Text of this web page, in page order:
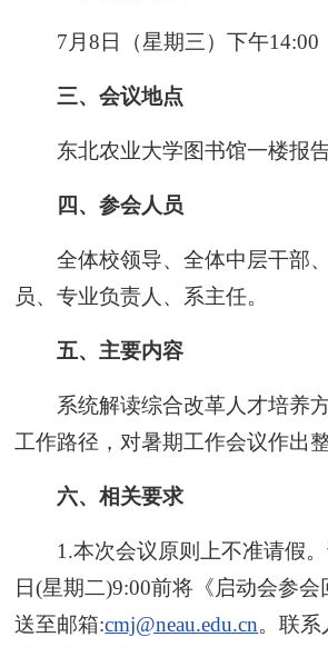
7月8日（星期三）下午14:00
三、会议地点
东北农业大学图书馆一楼报
四、参会人员
全体校领导、全体中层干部
员、专业负责人、系主任。
五、主要内容
系统解读综合改革人才培养
工作路径，对暑期工作会议作出
六、相关要求
1.本次会议原则上不准请假
日(星期二)9:00前将《启动会参
送至邮箱:cmj@neau.edu.cn。联系